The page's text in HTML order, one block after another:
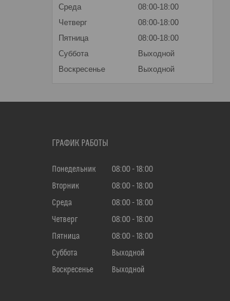
Среда
08:00-18:00
Четверг
08:00-18:00
Пятница
08:00-18:00
Суббота
Выходной
Воскресенье
Выходной
ГРАФИК РАБОТЫ
Понедельник 08:00
18:00
Вторник
08:00
18:00
Среда
08:00
18:00
Четверг
08:00
18:00
Пятница
08:00
18:00
Суббота
Выходной
Воскресенье
Выходной